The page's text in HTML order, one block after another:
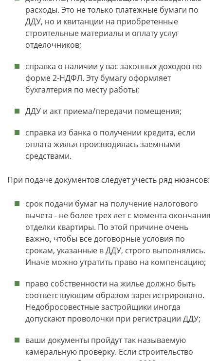
расходы. Это не только платежные бумаги по
ДДУ, но и квитанции на приобретенные
строительные материалы и оплату услуг
отделочников;
справка о наличии у вас законных доходов по
форме 2-НДФЛ. Эту бумагу оформляет
бухгалтерия по месту работы;
ДДУ и акт приема/передачи помещения;
справка из банка о получении кредита, если
оплата жилья производилась заемными
средствами.
При подаче документов следует учесть ряд нюансов:
срок подачи бумаг на получение налогового
вычета - не более трех лет с момента окончания
отделки квартиры. По этой причине очень
важно, чтобы все договорные условия по
срокам, указанные в ДДУ, строго выполнялись.
Иначе можно утратить право на компенсацию;
право собственности на жилье должно быть
соответствующим образом зарегистрировано.
Недобросовестные застройщики иногда
допускают проволочки при регистрации ДДУ;
ваши документы пройдут так называемую
камеральную проверку. Если строительство